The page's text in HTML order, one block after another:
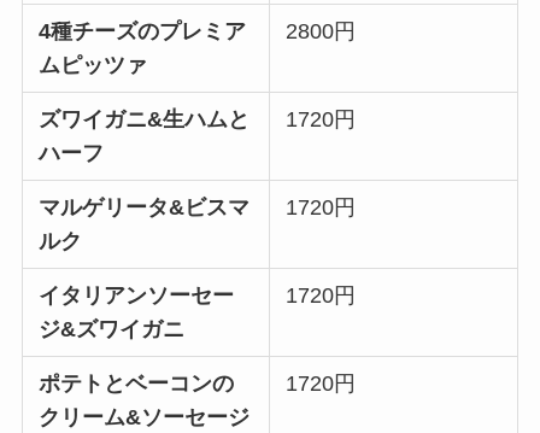
4種チーズのプレミア
ムピッツァ
2800円
ズワイガニ&生ハムと
ハーフ
1720円
マルゲリータ&ビスマ
ルク
1720円
イタリアンソーセー
ジ&ズワイガニ
1720円
ポテトとベーコンの
クリーム&ソーセージ
1720円